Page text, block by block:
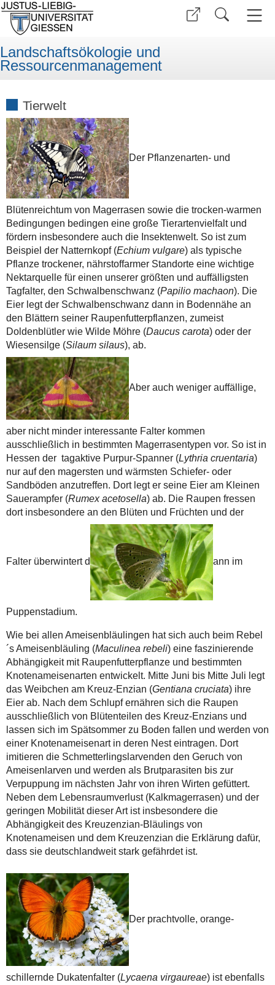
Landschaftsökologie und
Ressourcenmanagement
Tierwelt
Der Pflanzenarten- und
Blütenreichtum von Magerrasen sowie die trocken-warmen
Bedingungen bedingen eine große Tierartenvielfalt und
fördern insbesondere auch die Insektenwelt. So ist zum
Beispiel der Natternkopf (Echium vulgare) als typische
Pflanze trockener, nährstoffarmer Standorte eine wichtige
Nektarquelle für einen unserer größten und auffälligsten
Tagfalter, den Schwalbenschwanz (Papilio machaon). Die
Eier legt der Schwalbenschwanz dann in Bodennähe an
den Blättern seiner Raupenfutterpflanzen, zumeist
Doldenblütler wie Wilde Möhre (Daucus carota) oder der
Wiesensilge (Silaum silaus), ab.
Aber auch weniger auffällige,
aber nicht minder interessante Falter kommen
ausschließlich in bestimmten Magerrasentypen vor. So ist in
Hessen der tagaktive Purpur-Spanner (Lythria cruentaria)
nur auf den magersten und wärmsten Schiefer- oder
Sandböden anzutreffen. Dort legt er seine Eier am Kleinen
Sauerampfer (Rumex acetosella) ab. Die Raupen fressen
dort insbesondere an den Blüten und Früchten und der
Falter überwintert d ann im
Puppenstadium.
Wie bei allen Ameisenbläulingen hat sich auch beim Rebel
´s Ameisenbläuling (Maculinea rebeli) eine faszinierende
Abhängigkeit mit Raupenfutterpflanze und bestimmten
Knotenameisenarten entwickelt. Mitte Juni bis Mitte Juli legt
das Weibchen am Kreuz-Enzian (Gentiana cruciata) ihre
Eier ab. Nach dem Schlupf ernähren sich die Raupen
ausschließlich von Blütenteilen des Kreuz-Enzians und
lassen sich im Spätsommer zu Boden fallen und werden von
einer Knotenameisenart in deren Nest eintragen. Dort
imitieren die Schmetterlingslarvenden den Geruch von
Ameisenlarven und werden als Brutparasiten bis zur
Verpuppung im nächsten Jahr von ihren Wirten gefüttert.
Neben dem Lebensraumverlust (Kalkmagerrasen) und der
geringen Mobilität dieser Art ist insbesondere die
Abhängigkeit des Kreuzenzian-Bläulings von
Knotenameisen und dem Kreuzenzian die Erklärung dafür,
dass sie deutschlandweit stark gefährdet ist.
Der prachtvolle, orange-
schillernde Dukatenfalter (Lycaena virgaureae) ist ebenfalls